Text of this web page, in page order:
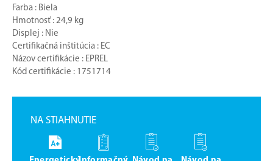
Farba : Biela
Hmotnosť : 24,9 kg
Displej : Nie
Certifikačná inštitúcia : EC
Názov certifikácie : EPREL
Kód certifikácie : 1751714
NA STIAHNUTIE